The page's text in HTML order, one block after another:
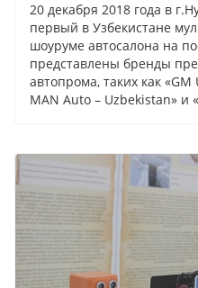
20 декабря 2018 года в
первый в Узбекистане
шоуруме автосалона на
представлены бренды
автопрома, таких как «GM
MAN Auto – Uzbekistan» и